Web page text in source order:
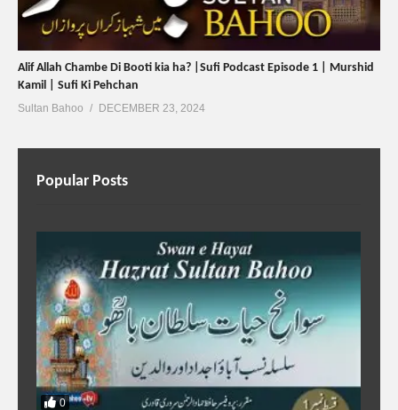
Alif Allah Chambe Di Booti kia ha? |Sufi Podcast Episode 1 | Murshid
Kamil | Sufi Ki Pehchan
Sultan Bahoo DECEMBER 23, 2024
Popular Posts
0